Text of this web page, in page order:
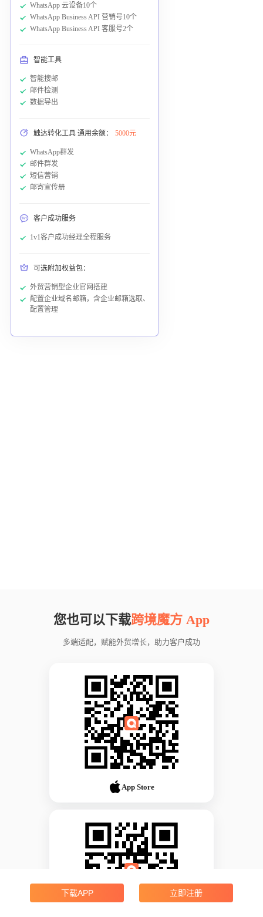
WhatsApp 云设备10个
WhatsApp Business API 营销号10个
WhatsApp Business API 客服号2个
智能工具
智能搜邮
邮件检测
数据导出
触达转化工具 通用余额： 5000元
WhatsApp群发
邮件群发
短信营销
邮寄宣传册
客户成功服务
1v1客户成功经理全程服务
可选附加权益包：
外贸营销型企业官网搭建
配置企业域名邮箱，含企业邮箱选取、
配置管理
您也可以下载跨境魔方 App
多端适配，赋能外贸增长，助力客户成功
App Store
下载APP 立即注册